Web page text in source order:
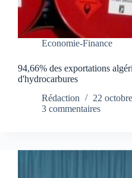
Economie-Finance
94,66% des exportations
d'hydrocarbures
Rédaction
22
3 commentaires